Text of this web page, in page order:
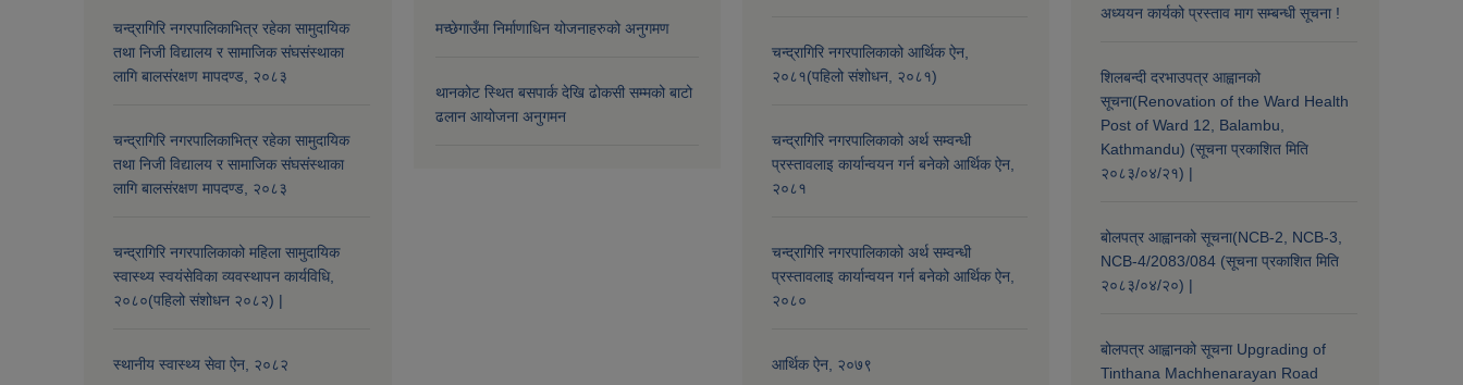
चन्द्रागिरि नगरपालिकाभित्र रहेका सामुदायिक
तथा निजी विद्यालय र सामाजिक संघसंस्थाका
लागि बालसंरक्षण मापदण्ड, २०८३
चन्द्रागिरि नगरपालिकाभित्र रहेका सामुदायिक
तथा निजी विद्यालय र सामाजिक संघसंस्थाका
लागि बालसंरक्षण मापदण्ड, २०८३
चन्द्रागिरि नगरपालिकाको महिला सामुदायिक
स्वास्थ्य स्वयंसेविका व्यवस्थापन कार्यविधि,
२०८०(पहिलो संशोधन २०८२) |
स्थानीय स्वास्थ्य सेवा ऐन, २०८२
मच्छेगाउँमा निर्माणाधिन योजनाहरुको अनुगमण
थानकोट स्थित बसपार्क देखि ढोकसी सम्मको बाटो
ढलान आयोजना अनुगमन
चन्द्रागिरि नगरपालिकाको आर्थिक ऐन,
२०८१(पहिलो संशोधन, २०८१)
चन्द्रागिरि नगरपालिकाको अर्थ सम्वन्धी
प्रस्तावलाइ कार्यान्वयन गर्न बनेको आर्थिक ऐन,
२०८१
चन्द्रागिरि नगरपालिकाको अर्थ सम्वन्धी
प्रस्तावलाइ कार्यान्वयन गर्न बनेको आर्थिक ऐन,
२०८०
आर्थिक ऐन, २०७९
अध्ययन कार्यको प्रस्ताव माग सम्बन्धी सूचना !
शिलबन्दी दरभाउपत्र आह्वानको
सूचना(Renovation of the Ward Health
Post of Ward 12, Balambu,
Kathmandu) (सूचना प्रकाशित मिति
२०८३/०४/२१) |
बोलपत्र आह्वानको सूचना(NCB-2, NCB-3,
NCB-4/2083/084 (सूचना प्रकाशित मिति
२०८३/०४/२०) |
बोलपत्र आह्वानको सूचना Upgrading of
Tinthana Machhenarayan Road